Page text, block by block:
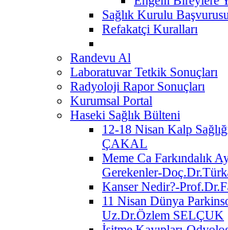
Sağlık Kurulu Başvurusu
Refakatçi Kuralları
Randevu Al
Laboratuvar Tetkik Sonuçları
Radyoloji Rapor Sonuçları
Kurumsal Portal
Haseki Sağlık Bülteni
12-18 Nisan Kalp
ÇAKAL
Meme Ca Farkındalık
Gerekenler-
Kanser Nedir?-
11 Nisan Dünya
Uz.Dr.Özlem SELÇUK